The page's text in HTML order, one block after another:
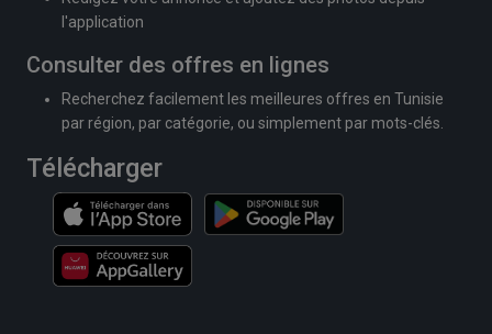
l'application
Consulter des offres en lignes
Recherchez facilement les meilleures offres en Tunisie
par région, par catégorie, ou simplement par mots-clés.
Télécharger